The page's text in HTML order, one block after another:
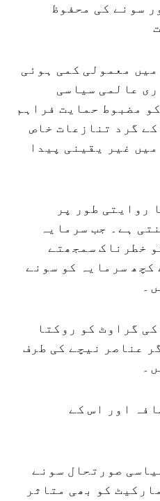
سونے کی محفوظ
میں معمولی کمی ہوئی
عالمی سیاسی
مضبوط حمایت فراہم
گرد تنازعات خاص
غیر یقینی پیدا
روایتی طور پر
ہے۔ جب سرمایہ
خطرناک سمجھتے
کچھ سرمایہ کو سونے
گراوٹ کو روکتا
عناصر نیچے کی طرف
اور اس کے
صورتحال سونے
کو بھی متاثر